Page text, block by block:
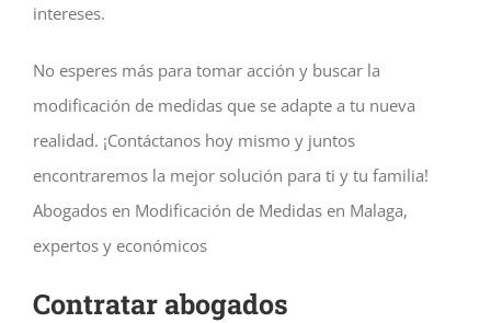
intereses.
No esperes más para tomar acción y buscar la
modificación de medidas que se adapte a tu nueva
realidad. ¡Contáctanos hoy mismo y juntos
encontraremos la mejor solución para ti y tu familia!
Abogados en Modificación de Medidas en Malaga,
expertos y económicos
Contratar abogados